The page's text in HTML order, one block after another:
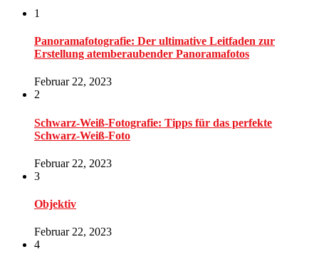
1
Panoramafotografie: Der ultimative Leitfaden zur
Erstellung atemberaubender Panoramafotos
Februar 22, 2023
2
Schwarz-Weiß-Fotografie: Tipps für das perfekte
Schwarz-Weiß-Foto
Februar 22, 2023
3
Objektiv
Februar 22, 2023
4